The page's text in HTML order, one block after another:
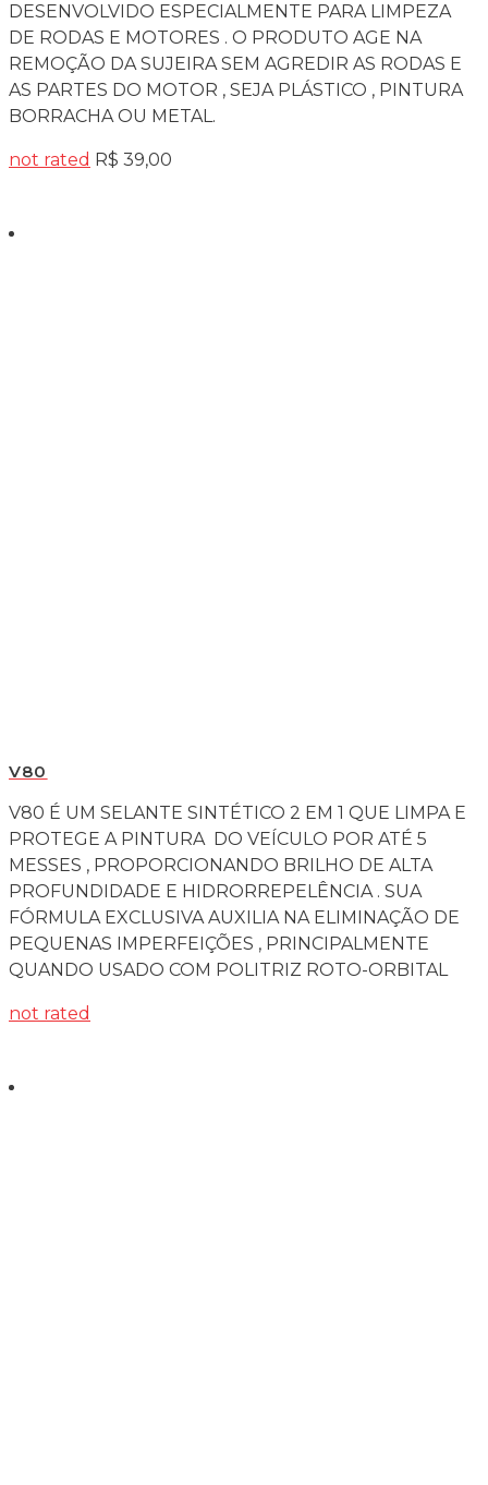
DESENVOLVIDO ESPECIALMENTE PARA LIMPEZA
DE RODAS E MOTORES . O PRODUTO AGE NA
REMOÇÃO DA SUJEIRA SEM AGREDIR AS RODAS E
AS PARTES DO MOTOR , SEJA PLÁSTICO , PINTURA
BORRACHA OU METAL.
not rated R$ 39,00
V80
V80 É UM SELANTE SINTÉTICO 2 EM 1 QUE LIMPA E
PROTEGE A PINTURA DO VEÍCULO POR ATÉ 5
MESSES , PROPORCIONANDO BRILHO DE ALTA
PROFUNDIDADE E HIDRORREPELÊNCIA . SUA
FÓRMULA EXCLUSIVA AUXILIA NA ELIMINAÇÃO DE
PEQUENAS IMPERFEIÇÕES , PRINCIPALMENTE
QUANDO USADO COM POLITRIZ ROTO-ORBITAL
not rated